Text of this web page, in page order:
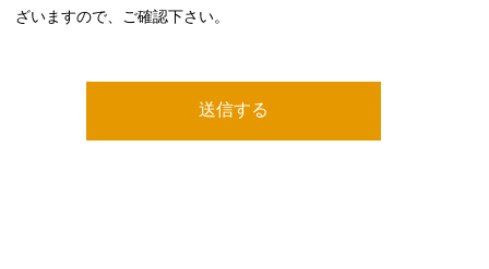
ざいますので、ご確認下さい。